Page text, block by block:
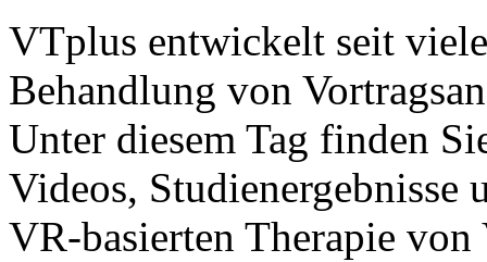
VTplus entwickelt seit
Behandlung von
Unter diesem Tag finden
Videos, Studienergebnisse
VR-basierten Therapie von